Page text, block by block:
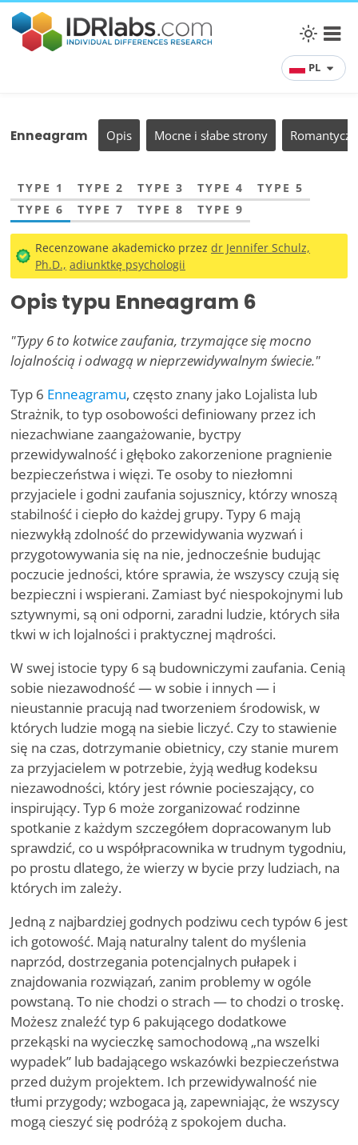
PL
Enneagram Opis Mocne i słabe strony
TYPE 1 TYPE 2 TYPE 3 TYPE 4
TYPE 5
TYPE 6
TYPE 7 TYPE 8 TYPE 9
Recenzowane akademicko przez dr Jennifer Schulz,
Ph.D., adiunktkę psychologii
Opis typu Enneagram 6
"Typy 6 to kotwice zaufania, trzymające się mocno
lojalnością i odwagą w nieprzewidywalnym świecie."
Typ 6 Enneagramu, często znany jako Lojalista lub
Strażnik, to typ osobowości definiowany przez ich
niezachwiane zaangażowanie, byстру
przewidywalność i głęboko zakorzenione pragnienie
bezpieczeństwa i więzi. Te osoby to niezłomni
przyjaciele i godni zaufania sojusznicy, którzy wnoszą
stabilność i ciepło do każdej grupy. Typy 6 mają
niezwykłą zdolność do przewidywania wyzwań i
przygotowywania się na nie, jednocześnie budując
poczucie jedności, które sprawia, że wszyscy czują się
bezpieczni i wspierani. Zamiast być niespokojnymi lub
sztywnymi, są oni odporni, zaradni ludzie, których siła
tkwi w ich lojalności i praktycznej mądrości.
W swej istocie typy 6 są budowniczymi zaufania. Cenią
sobie niezawodność — w sobie i innych — i
nieustannie pracują nad tworzeniem środowisk, w
których ludzie mogą na siebie liczyć. Czy to stawienie
się na czas, dotrzymanie obietnicy, czy stanie murem
za przyjacielem w potrzebie, żyją według kodeksu
niezawodności, który jest równie pocieszający, co
inspirujący. Typ 6 może zorganizować rodzinne
spotkanie z każdym szczegółem dopracowanym lub
sprawdzić, co u współpracownika w trudnym tygodniu,
po prostu dlatego, że wierzy w bycie przy ludziach, na
których im zależy.
Jedną z najbardziej godnych podziwu cech typów 6 jest
ich gotowość. Mają naturalny talent do myślenia
naprzód, dostrzegania potencjalnych pułapek i
znajdowania rozwiązań, zanim problemy w ogóle
powstaną. To nie chodzi o strach — to chodzi o troskę.
Możesz znaleźć typ 6 pakującego dodatkowe
przekąski na wycieczkę samochodową „na wszelki
wypadek” lub badającego wskazówki bezpieczeństwa
przed dużym projektem. Ich przewidywalność nie
tłumi przygody; wzbogaca ją, zapewniając, że wszyscy
mogą cieszyć się podróżą z spokojem ducha.